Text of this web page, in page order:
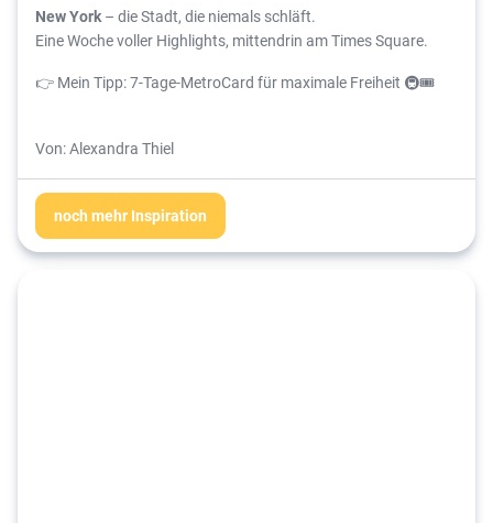
New York– die Stadt, die niemals schläft.
Eine Woche voller Highlights, mittendrin am Times Square.
👉 Mein Tipp: 7-Tage-MetroCard für maximale Freiheit 🚇🎟️
Von: Alexandra Thiel
noch mehr Inspiration